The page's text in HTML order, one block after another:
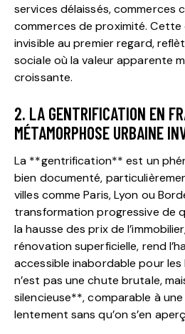
services délaissés, commerces
commerces de proximité.
invisible au premier regard,
sociale où la valeur apparente
croissante.
2. LA GENTRIFICATION EN
MÉTAMORPHOSE URBAINE
La **gentrification** est un
bien documenté,
villes comme Paris, Lyon ou
transformation progressive de
la hausse des prix de
rénovation superficielle, rend
accessible inabordable pour les
n’est pas une chute brutale,
silencieuse**, comparable à
lentement sans qu’on s’en